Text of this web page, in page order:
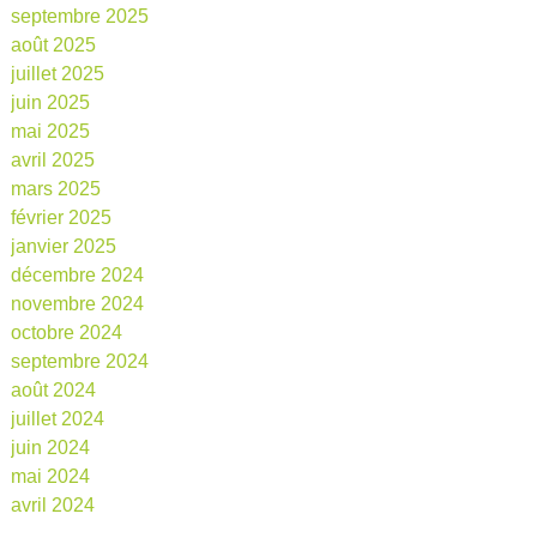
septembre 2025
août 2025
juillet 2025
juin 2025
mai 2025
avril 2025
mars 2025
février 2025
janvier 2025
décembre 2024
novembre 2024
octobre 2024
septembre 2024
août 2024
juillet 2024
juin 2024
mai 2024
avril 2024